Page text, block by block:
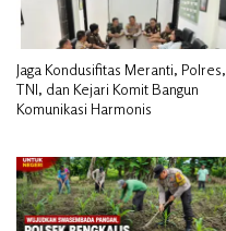
Jaga Kondusifitas Meranti, Polres,
TNI, dan Kejari Komit Bangun
Komunikasi Harmonis